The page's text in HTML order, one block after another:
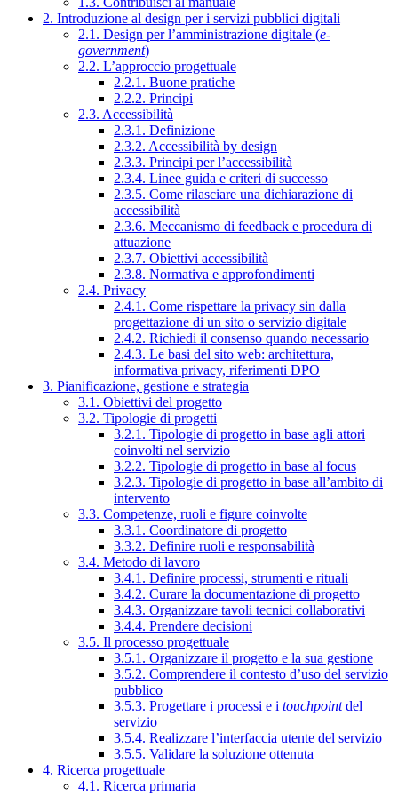
2. Introduzione al design per i servizi pubblici digitali
2.1. Design per l’amministrazione digitale (e-
government)
2.2. L’approccio progettuale
2.2.1. Buone pratiche
2.2.2. Principi
2.3. Accessibilità
2.3.1. Definizione
2.3.2. Accessibilità by design
2.3.3. Principi per l’accessibilità
2.3.4. Linee guida e criteri di successo
2.3.5. Come rilasciare una dichiarazione di
accessibilità
2.3.6. Meccanismo di feedback e procedura di
attuazione
2.3.7. Obiettivi accessibilità
2.3.8. Normativa e approfondimenti
2.4. Privacy
2.4.1. Come rispettare la privacy sin dalla
progettazione di un sito o servizio digitale
2.4.2. Richiedi il consenso quando necessario
2.4.3. Le basi del sito web: architettura,
informativa privacy, riferimenti DPO
3. Pianificazione, gestione e strategia
3.1. Obiettivi del progetto
3.2. Tipologie di progetti
3.2.1. Tipologie di progetto in base agli attori
coinvolti nel servizio
3.2.2. Tipologie di progetto in base al focus
3.2.3. Tipologie di progetto in base all’ambito di
intervento
3.3. Competenze, ruoli e figure coinvolte
3.3.1. Coordinatore di progetto
3.3.2. Definire ruoli e responsabilità
3.4. Metodo di lavoro
3.4.1. Definire processi, strumenti e rituali
3.4.2. Curare la documentazione di progetto
3.4.3. Organizzare tavoli tecnici collaborativi
3.4.4. Prendere decisioni
3.5. Il processo progettuale
3.5.1. Organizzare il progetto e la sua gestione
3.5.2. Comprendere il contesto d’uso del servizio
pubblico
3.5.3. Progettare i processi e i touchpointdel
servizio
3.5.4. Realizzare l’interfaccia utente del servizio
3.5.5. Validare la soluzione ottenuta
4. Ricerca progettuale
4.1. Ricerca primaria